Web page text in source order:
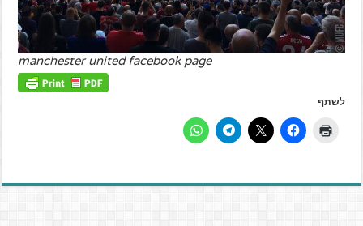
manchester united facebook page
לשתף